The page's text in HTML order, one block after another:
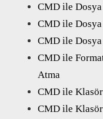
CMD ile
CMD ile
CMD ile
CMD ile
Atma
CMD ile
CMD ile